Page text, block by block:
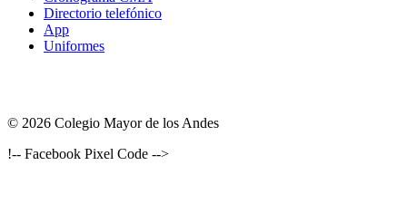
Directorio telefónico
App
Uniformes
© 2026 Colegio Mayor de los Andes
!-- Facebook Pixel Code -->